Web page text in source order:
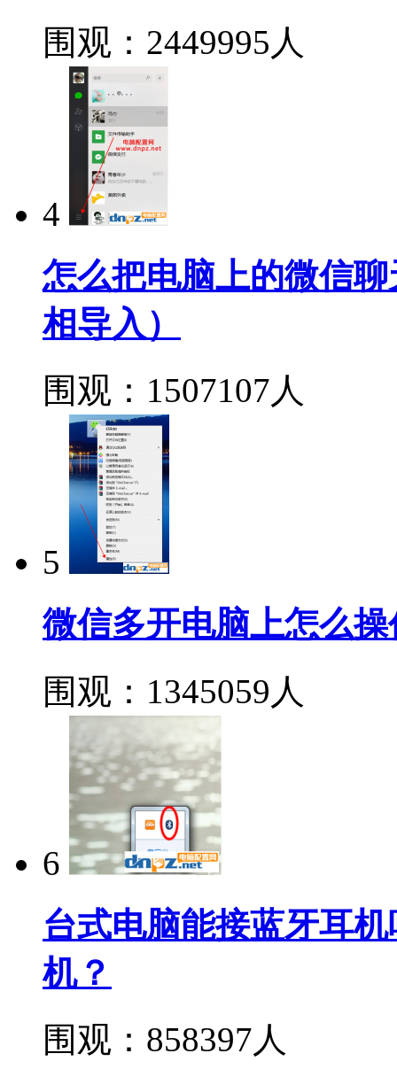
围观：2449995人
4
怎么把电脑上的微信
相导入）
围观：1507107人
5
微信多开电脑上怎么
围观：1345059人
6
台式电脑能接蓝牙耳
机？
围观：858397人